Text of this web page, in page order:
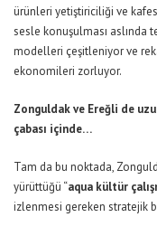
ürünleri yetiştiriciliği ve kafes
sesle konuşulması aslında
modelleri çeşitleniyor ve
ekonomileri zorluyor.
Zonguldak ve Ereğli de
çabası içinde…
Tam da bu noktada,
yürüttüğü “aqua kültür
izlenmesi gereken stratejik